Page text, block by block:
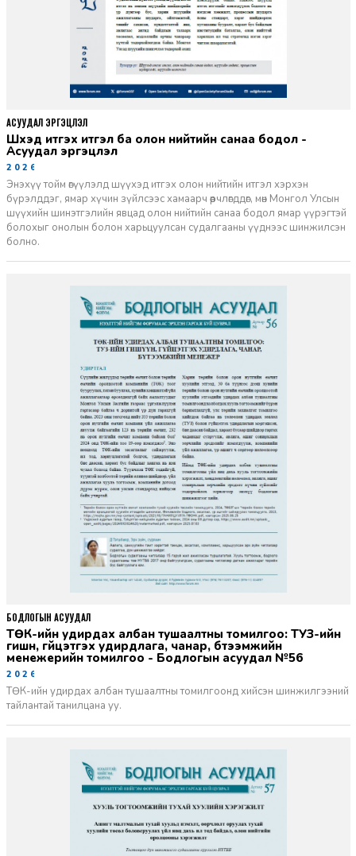
Шүүхэд итгэх итгэл ба олон нийтийн санаа бодол -
Асуудал эргэцүүлэл
2026-06-11
Энэхүү тойм өгүүлэлд шүүхэд итгэх олон нийтийн итгэл хэрхэн
бүрэлддэг, ямар хүчин зүйлсээс хамаарч өөрчлөгддөг, мөн Монгол Улсын
шүүхийн шинэтгэлийн явцад олон нийтийн санаа бодол ямар үүрэгтэй
болохыг онолын болон харьцуулсан судалгааны үүднээс шинжилсэн
болно.
АСУУДАЛ ЭРГЭЦҮҮЛЭЛ
ТӨК-ийн удирдах албан тушаалтны томилгоо: ТУЗ-ийн
гишүүн, гүйцэтгэх удирдлага, чанар, бүтээмжийн
менежерийн томилгоо - Бодлогын асуудал №56
2026-06-02
ТӨК-ийн удирдах албан тушаалтны томилгоонд хийсэн шинжилгээний
тайлантай танилцана уу.
БОДЛОГЫН АСУУДАЛ